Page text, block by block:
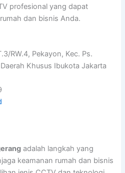
profesional yang dapat
dan bisnis Anda.
RW.4, Pekayon, Kec. Ps.
Khusus Ibukota Jakarta
adalah langkah yang
keamanan rumah dan bisnis